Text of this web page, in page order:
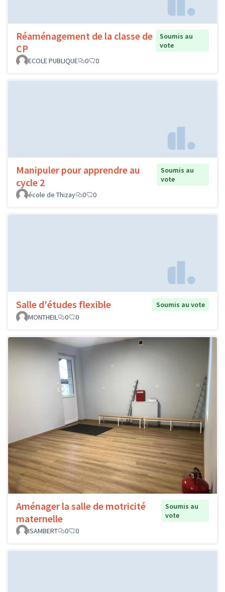
Réaménagement de la classe de
CP
Soumis au
vote
ECOLE PUBLIQUE
0 0
Manipuler pour apprendre au
cycle 2
Soumis au
vote
école de Thizay
0 0
Salle d'études flexible
Soumis au vote
MONTHEIL
0 0
Aménager la salle de motricité
maternelle
Soumis au
vote
ISAMBERT
0 0